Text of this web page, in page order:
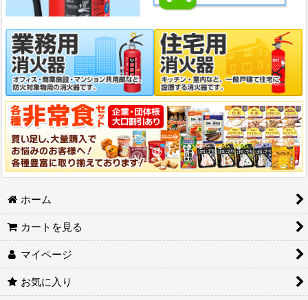
ホーム
カートを見る
マイページ
お気に入り